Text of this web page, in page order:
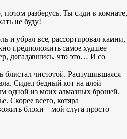
потом разберусь. Ты сиди в комнате,
не буду!
и убрал все, рассортировал камни,
предположить самое худшее –
догадавшись, что это… И со
блистал чистотой. Распушившаяся
Сидел бедный кот на алой
одной из моих алмазных брошей.
Скорее всего, котяра
блохи – мой слуга просто